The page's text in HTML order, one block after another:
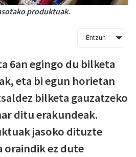
produktuak.
Entzun
6an egingo du bilketa
eta bi egun horietan
bilketa gauzatzeko
ditu erakundeak.
jasoko dituzte
oraindik ez dute